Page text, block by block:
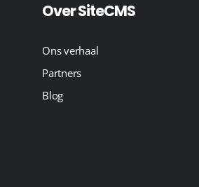
Over SiteCMS
Ons verhaal
Partners
Blog